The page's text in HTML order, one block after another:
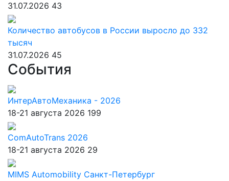
31.07.2026 43
Количество автобусов в России выросло до 332
тысяч
31.07.2026 45
События
ИнтерАвтоМеханика - 2026
18-21 августа 2026 199
ComAutoTrans 2026
18-21 августа 2026 29
MIMS Automobility Санкт-Петербург